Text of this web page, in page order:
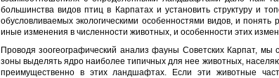
большинства видов птиц в Карпатах и установить структуру и
обусловливаемых экологическими особенностями видов, и
иные изменения в численности животных, и особенности этих
Проводя зоогеографический анализ фауны Советских Карпат,
зоны выделять ядро наиболее типичных для нее животных,
преимущественно в этих ландшафтах. Если эти животные